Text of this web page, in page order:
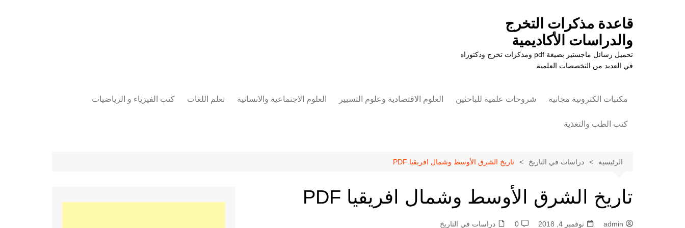
قاعدة مذكرات التخرج
والدراسات الأكاديمية
تحميل رسائل ماجستير بصيغة pdf ومذكرات تخرج ودكتوراه
في العديد من التخصصات العلمية
مكتبات الكترونية مجانية شروحات علمية للباحثين العلوم الاقتصادية وعلوم التسيير العلوم الاجتماعية والانسانية
منهجية البحث العلمي
تعلم اللغات كتب الفيزياء و الرياضيات
كتب الطب والتغذية
الرئيسية دراسات في التاريخ تاريخ الشرق الأوسط وشمال افريقيا PDF
تاريخ الشرق الأوسط وشمال افريقيا PDF
admin نوفمبر 4, 2018 0 دراسات في التاريخ